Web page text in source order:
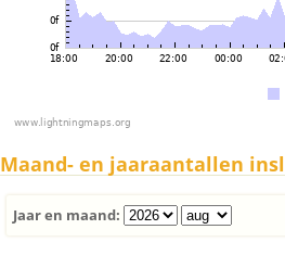
Maand- en jaaraantallen
Jaar en maand: